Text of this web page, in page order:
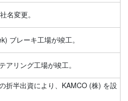
名変更。
ブレーキ工場が竣工。
アリング工場が竣工。
折半出資により、KAMCO (株) を設